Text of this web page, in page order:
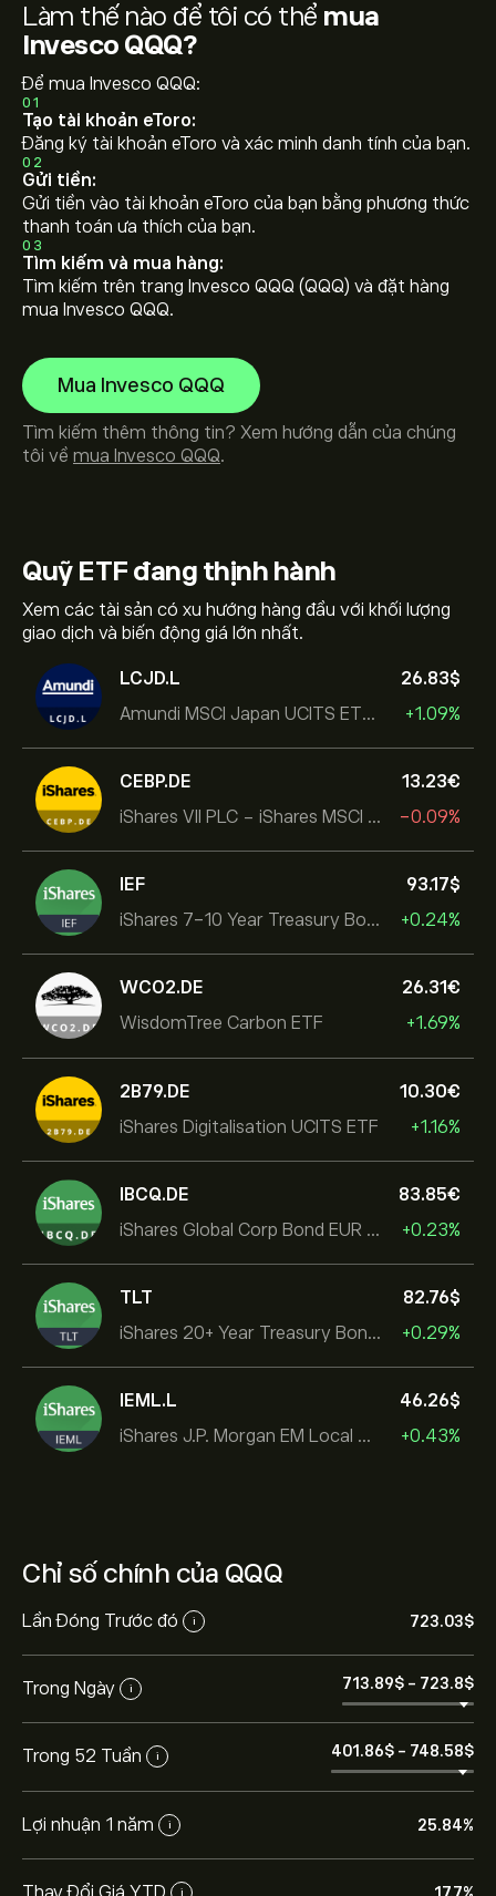
Quỹ ETF đang thịnh hành
Xem các tài sản có xu hướng hàng đầu với khối lượng
giao dịch và biến động giá lớn nhất.
LCJD.L
Amundi MSCI Japan UCITS ETF Acc
26.83‎$‎
+1.09%
CEBP.DE
iShares VII PLC - iShares MSCI EMU USD Hedged UCITS ETF
13.23‎€‎
-0.09%
IEF
iShares 7-10 Year Treasury Bond ETF
93.17‎$‎
+0.24%
WCO2.DE
WisdomTree Carbon ETF
26.31‎€‎
+1.69%
2B79.DE
iShares Digitalisation UCITS ETF
10.30‎€‎
+1.16%
IBCQ.DE
iShares Global Corp Bond EUR Hedged UCITS ETF Dist
83.85‎€‎
+0.23%
TLT
iShares 20+ Year Treasury Bond ETF
82.76‎$‎
+0.29%
IEML.L
iShares J.P. Morgan EM Local Govt Bond UCITS ETF
46.26‎$‎
+0.43%
Chỉ số chính của QQQ
Lần Đóng Trước đó i 723.03‎$‎
Trong Ngày i 713.89‎$‎ - 723.8‎$‎
Trong 52 Tuần i 401.86‎$‎ - 748.58‎$‎
Lợi nhuận 1 năm i 25.84%
i
Làm thế nào để tôi có thể mua
Invesco QQQ?
Để mua Invesco QQQ:
01
Tạo tài khoản eToro:
Đăng ký tài khoản eToro và xác minh danh tính của bạn.
02
Gửi tiền:
Gửi tiền vào tài khoản eToro của bạn bằng phương thức
thanh toán ưa thích của bạn.
03
Tìm kiếm và mua hàng:
Tìm kiếm trên trang Invesco QQQ (QQQ) và đặt hàng
mua Invesco QQQ.
Mua Invesco QQQ
Tìm kiếm thêm thông tin? Xem hướng dẫn của chúng
tôi về mua Invesco QQQ.